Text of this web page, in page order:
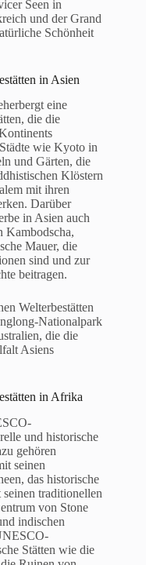
Seen in
und der Grand
Schönheit
in Asien
eine
die die
wie Kyoto in
und Gärten, die
Klöstern
mit ihren
Darüber
in Asien auch
Kambodscha,
Mauer, die
sind und zur
beitragen.
Welterbestätten
Nationalpark
die die
Asiens
in Afrika
und historische
gehören
seinen
das historische
traditionellen
von Stone
indischen
Stätten wie die